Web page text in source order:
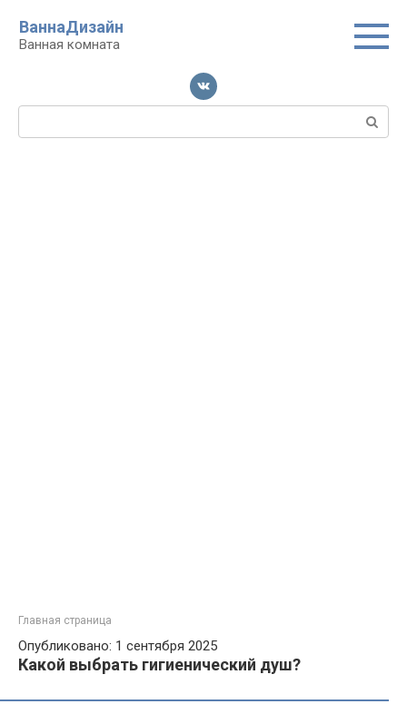
контенту
ВаннаДизайн
Ванная комната
Поиск:
Главная страница
Опубликовано: 1 сентября 2025
Какой выбрать гигиенический душ?